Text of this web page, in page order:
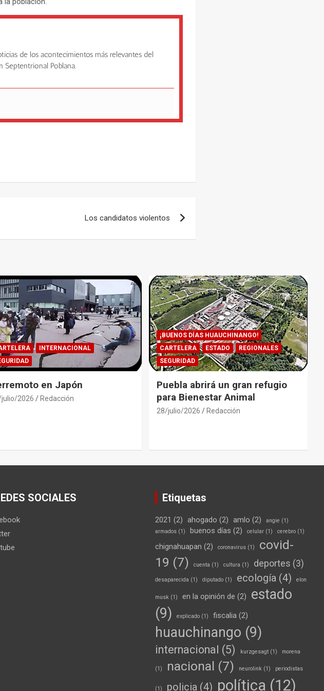
de los acontecimientos más relevantes del
Septentrional Poblana.
Los candidatos violentos
INTERNACIONAL
en Japón
2026 Redacción
¡BUENOS DÍAS HUAUCHINANGO!
CARTELERA
ESTADO
REGIONALES
SEGURIDAD
Puebla abrirá un gran refugio
para Bienestar Animal
28/julio/2026 Redacción
SOCIALES Etiquetas
2021 (2) ahogado (2) amlo (2) angie (1)
armados(1) buenos días (2) celular(1) cerebro(1)
chignahuapan (2) coronavirus(1)
covid-
19 (7) cuenta (1) cultura (1) deportes (3)
desaparecida (1) diputado(1) ecología(4) elon
musk(1) en la opinión de (2)
estado
(9)
explicado(1) fiscalia(2)
huauchinango (9)
internacional (5) kurzgesagt(1) morena
(1) nacional (7) neurolink(1) periodistas
(1) policia(4) política (12)